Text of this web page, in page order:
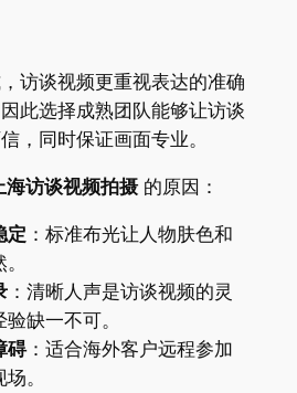
访谈视频更重视表达的准确
此选择成熟团队能够让访谈
，同时保证画面专业。
海访谈视频拍摄的原因：
定 ：标准布光让人物肤色和
：清晰人声是访谈视频的灵
缺一不可。
碍：适合海外客户远程参加
。